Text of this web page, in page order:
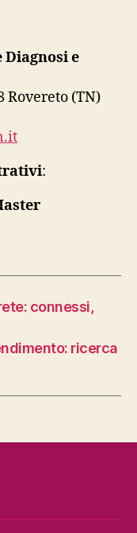
e
Rovereto (TN)
:
connessi,
ricerca